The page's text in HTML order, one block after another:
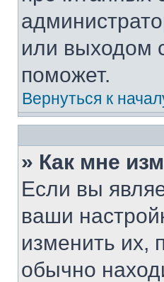
или выходом
поможет.
Вернуться к
» Как мне
Если вы
ваши
изменить их,
обычно